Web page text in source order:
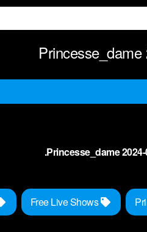
Free Live Shows